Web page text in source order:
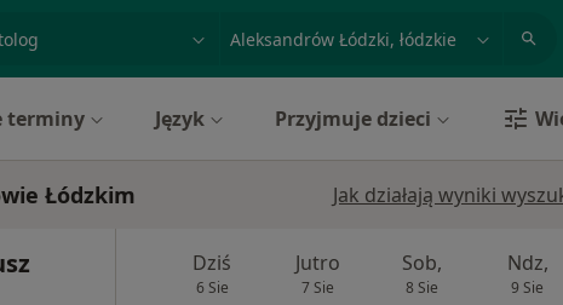
miasto lub dzielnica
terminy Język Przyjmuje dzieci
Łódzkim Jak działają wyniki
Dziś
6 Sie
Jutro
7 Sie
Sob,
8 Sie
Ndz,
9 Sie